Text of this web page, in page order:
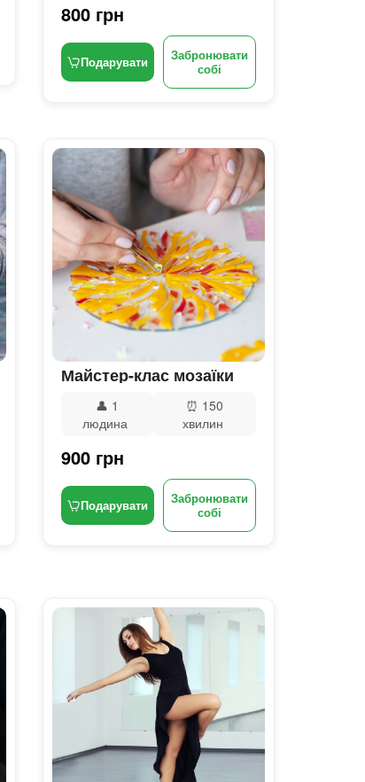
800 грн
Подарувати
Забронювати
собі
Майстер-клас мозаїки
👤 1
людина
⏰ 150
хвилин
900 грн
Подарувати
Забронювати
собі